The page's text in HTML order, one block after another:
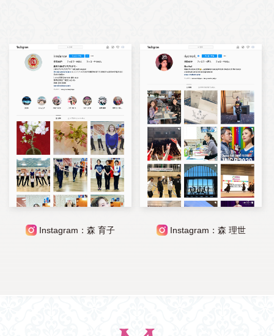
Instagram：森 育子 Instagram：森 理世